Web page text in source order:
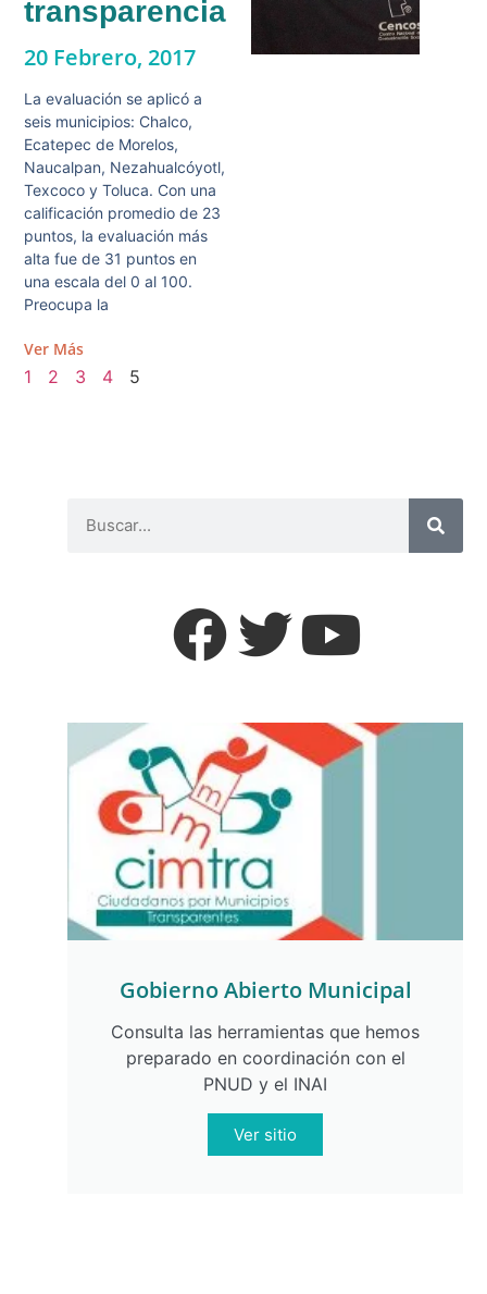
transparencia
20 Febrero, 2017
La evaluación se aplicó a
seis municipios: Chalco,
Ecatepec de Morelos,
Naucalpan, Nezahualcóyotl,
Texcoco y Toluca. Con una
calificación promedio de 23
puntos, la evaluación más
alta fue de 31 puntos en
una escala del 0 al 100.
Preocupa la
Ver Más
1 2 3 4 5
Gobierno Abierto Municipal
Consulta las herramientas que hemos
preparado en coordinación con el
PNUD y el INAI
Ver sitio